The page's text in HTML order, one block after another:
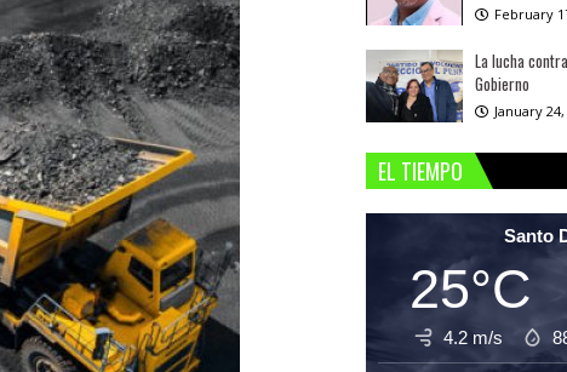
February
La lucha
Gobierno
January
EL TIEMPO
Santo
25°C
4.2 m/s